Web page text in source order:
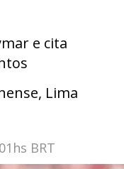
e cita
Lima
BRT